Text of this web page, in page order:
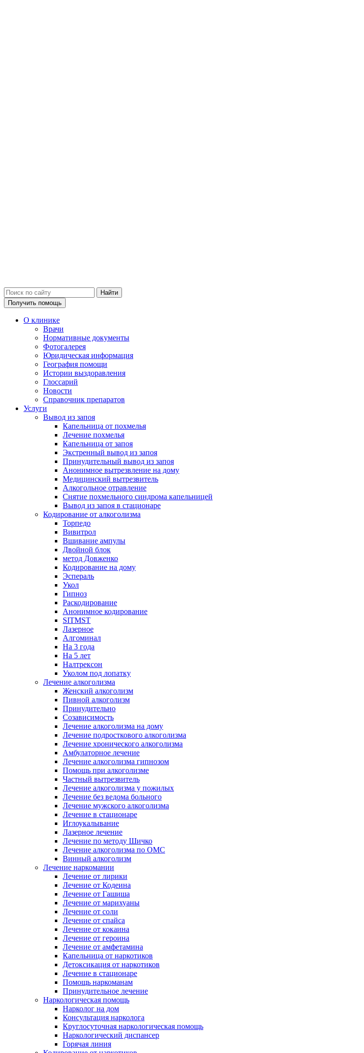
Получить помощь
О клинике
Врачи
Нормативные документы
Фотогалерея
Юридическая информация
География помощи
Истории выздоравления
Глоссарий
Новости
Справочник препаратов
Услуги
Вывод из запоя
Капельница от похмелья
Лечение похмелья
Капельница от запоя
Экстренный вывод из запоя
Принудительный вывод из запоя
Анонимное вытрезвление на дому
Медицинский вытрезвитель
Алкогольное отравление
Снятие похмельного синдрома капельницей
Вывод из запоя в стационаре
Кодирование от алкоголизма
Торпедо
Вивитрол
Вшивание ампулы
Двойной блок
метод Довженко
Кодирование на дому
Эспераль
Укол
Гипноз
Раскодирование
Анонимное кодирование
SITMST
Лазерное
Алгоминал
На 3 года
На 5 лет
Налтрексон
Уколом под лопатку
Лечение алкоголизма
Женский алкоголизм
Пивной алкоголизм
Принудительно
Созависимость
Лечение алкоголизма на дому
Лечение подросткового алкоголизма
Лечение хронического алкоголизма
Амбулаторное лечение
Лечение алкоголизма гипнозом
Помощь при алкоголизме
Частный вытрезвитель
Лечение алкоголизма у пожилых
Лечение без ведома больного
Лечение мужского алкоголизма
Лечение в стационаре
Иглоукалывание
Лазерное лечение
Лечение по методу Шичко
Лечение алкоголизма по ОМС
Винный алкоголизм
Лечение наркомании
Лечение от лирики
Лечение от Кодеина
Лечение от Гашиша
Лечение от марихуаны
Лечение от соли
Лечение от спайса
Лечение от кокаина
Лечение от героина
Лечение от амфетамина
Капельница от наркотиков
Детоксикация от наркотиков
Лечение в стационаре
Помощь наркоманам
Принудительное лечение
Наркологическая помощь
Нарколог на дом
Консультация нарколога
Круглосуточная наркологическая помощь
Наркологический диспансер
Горячая линия